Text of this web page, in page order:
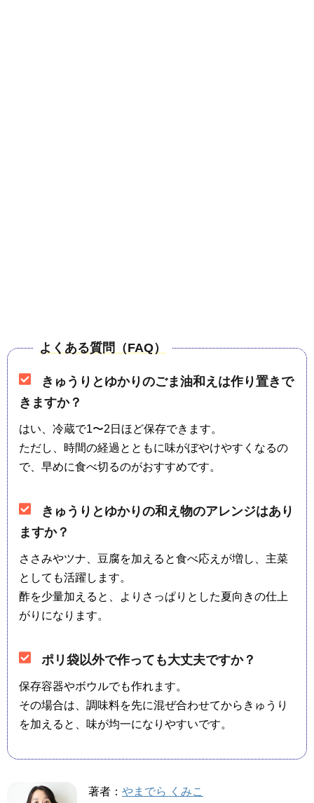
よくある質問（FAQ）
きゅうりとゆかりのごま油和えは作り置きで
きますか？
はい、冷蔵で1〜2日ほど保存できます。
ただし、時間の経過とともに味がぼやけやすくなるの
で、早めに食べ切るのがおすすめです。
きゅうりとゆかりの和え物のアレンジはあり
ますか？
ささみやツナ、豆腐を加えると食べ応えが増し、主菜
としても活躍します。
酢を少量加えると、よりさっぱりとした夏向きの仕上
がりになります。
ポリ袋以外で作っても大丈夫ですか？
保存容器やボウルでも作れます。
その場合は、調味料を先に混ぜ合わせてからきゅうり
を加えると、味が均一になりやすいです。
著者： やまでら くみこ